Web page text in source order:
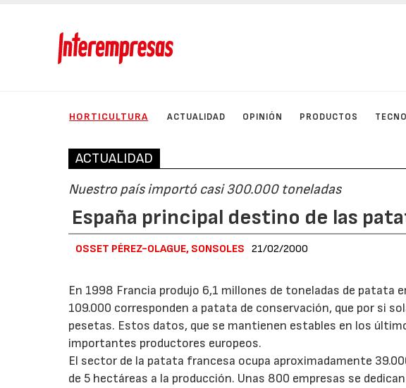
HORTICULTURA ACTUALIDAD OPINIÓN PRODUCTOS
ACTUALIDAD
Nuestro país importó casi 300.000 toneladas
España principal destino de las
OSSET PÉREZ-OLAGUE, SONSOLES 21/02/2000
En 1998 Francia produjo 6,1 millones de toneladas de patata
109.000 corresponden a patata de conservación, que por si
pesetas. Estos datos, que se mantienen estables en los
importantes productores europeos.
El sector de la patata francesa ocupa aproximadamente
de 5 hectáreas a la producción. Unas 800 empresas se